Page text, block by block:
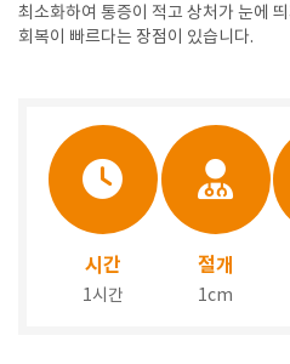
최소화하여 통증이 적고 상처가 눈에
회복이 빠르다는 장점이 있습니다.
시간
1시간
절개
1cm